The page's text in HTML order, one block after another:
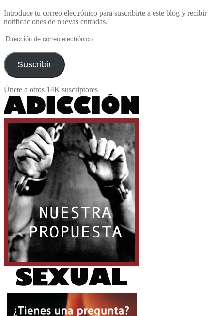
Introduce tu correo electrónico para suscribirte a este blog y recibir
notificaciones de nuevas entradas.
Dirección
de
correo
electrónico
Suscribir
Únete a otros 14K suscriptores